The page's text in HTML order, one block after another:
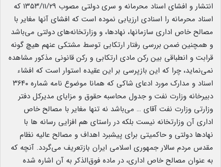
انتشار و افشای اسناد محرمانه و سری دولتی مصوب ۱۳۵۳/۱۱/۲۹ که
اسناد محرمانه را اسنادی ارزیابی نموده است که افشای آنها مغایر با
مصالح خاص اداری سازمانها، نهادها، و وزارتخانه‌های دولتی می‌باشد
و همچنین ضمن بررسی رفتار ارتکابی توسط مشتکی عنهم هیچ گونه
قرابت و انطباقی بین رکن مادی ارتکابی و رکن قانونی مذکور مشاهده
نمی‌نماید، چرا که این بازپرسی بر این عقیده استوار است که افشاء
اسناد و مدارک مورد ادعای شاکی که همانا موضوع نامه شماره ۳۶۴۰
دبیرخانه وزارت نفت و جدول محاسبه حقوق و مزایای مدیرکل دفتر
وزارتی وزارت نفت آقای … می‌باشد نه تنها مغایر با مصالح خاص
اداری آن وزارتخانه نیست بلکه در راستای هم افزایی رسانه ها با
نهادها دولتی و حاکمیتی برای پیشبرد اهداف و مصالح عالیه نظام
مقدس مردم سالار جمهوری اسلامی ایران بازتعریف می‌گردد. آنچه که
به عنوان مصالح خاص اداری، در ماده فوق‌الذکر به آن اشاره شده